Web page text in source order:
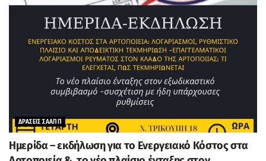
ΔΡΑΣΕΙΣ ΣΑΑΠΠ
Ημερίδα – εκδήλωση για το Ενεργειακό Κόστος στα